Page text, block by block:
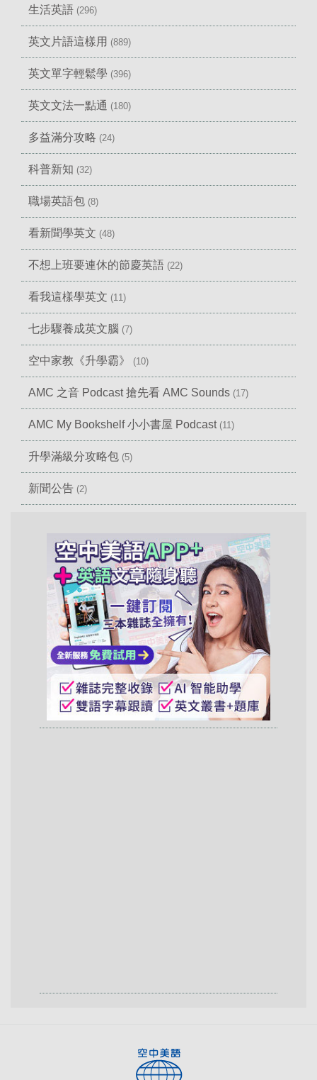
生活英語 (296)
英文片語這樣用 (889)
英文單字輕鬆學 (396)
英文文法一點通 (180)
多益滿分攻略 (24)
科普新知 (32)
職場英語包 (8)
看新聞學英文 (48)
不想上班要連休的節慶英語 (22)
看我這樣學英文 (11)
七步驟養成英文腦 (7)
空中家教《升學霸》 (10)
AMC 之音 Podcast 搶先看 AMC Sounds (17)
AMC My Bookshelf 小小書屋 Podcast (11)
升學滿級分攻略包 (5)
新聞公告 (2)